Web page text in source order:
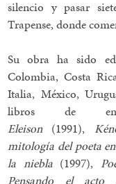
silencio y pasar
Trapense, donde
Su obra ha sido
Colombia, Costa
Italia, México,
libros de
Eleison(1991),
mitología del poeta
la niebla (1997),
Pensando el acto